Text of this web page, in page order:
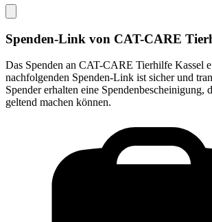
Spenden-Link von CAT-CARE
Das Spenden an CAT-CARE Tierhilfe Kassel
nachfolgenden Spenden-Link ist sicher und
Spender erhalten eine Spendenbescheinigung,
geltend machen können.